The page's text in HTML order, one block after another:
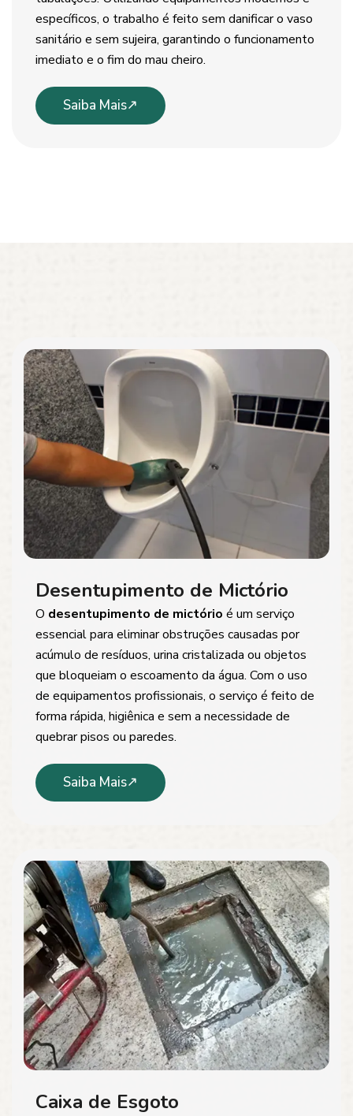
específicos, o trabalho é feito sem danificar o vaso
sanitário e sem sujeira, garantindo o funcionamento
imediato e o fim do mau cheiro.
Saiba Mais
Desentupimento de Mictório
O desentupimento de mictório é um serviço
essencial para eliminar obstruções causadas por
acúmulo de resíduos, urina cristalizada ou objetos
que bloqueiam o escoamento da água. Com o uso
de equipamentos profissionais, o serviço é feito de
forma rápida, higiênica e sem a necessidade de
quebrar pisos ou paredes.
Saiba Mais
Caixa de Esgoto